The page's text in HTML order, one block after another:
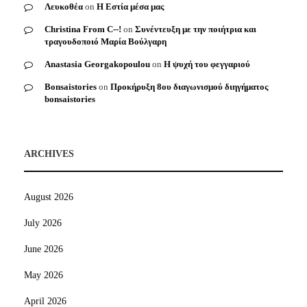
Λευκοθέα on Η Εστία μέσα μας
Christina From C--! on Συνέντευξη με την ποιήτρια και
τραγουδοποιό Μαρία Βούλγαρη
Anastasia Georgakopoulou on Η ψυχή του φεγγαριού
Bonsaistories on Προκήρυξη 8ου διαγωνισμού διηγήματος
bonsaistories
ARCHIVES
August 2026
July 2026
June 2026
May 2026
April 2026